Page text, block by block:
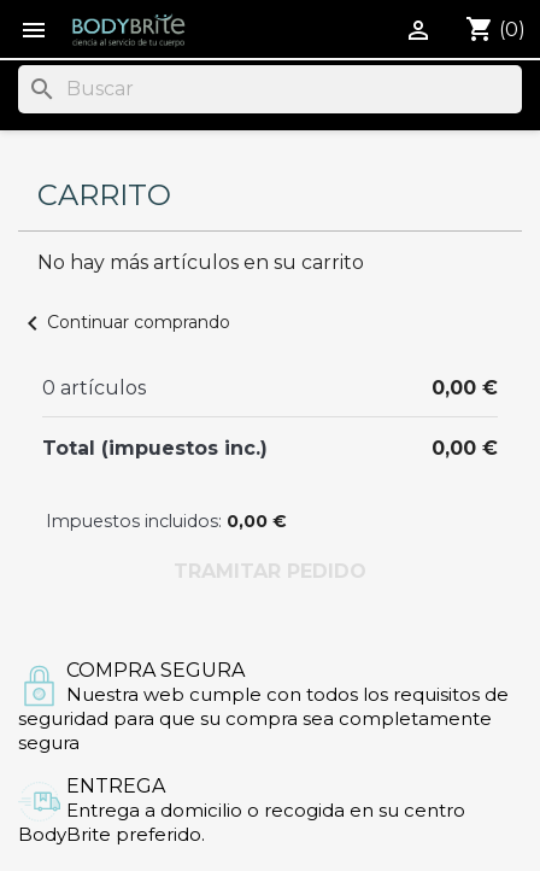
 shopping_cart (0)

search
CARRITO
No hay más artículos en su carrito
chevron_left Continuar comprando
0 artículos 0,00 €
Total (impuestos inc.) 0,00 €
Impuestos incluidos: 0,00 €
TRAMITAR PEDIDO
COMPRA SEGURA
Nuestra web cumple con todos los requisitos de
seguridad para que su compra sea completamente
segura
ENTREGA
Entrega a domicilio o recogida en su centro
BodyBrite preferido.